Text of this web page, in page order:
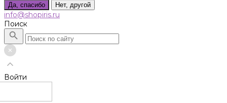
Да, спасибо Нет, другой
info@shopiris.ru
Поиск
Войти